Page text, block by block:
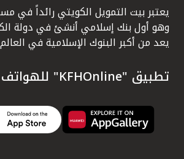
يعتبر بيت التمويل الكويتي رائداً في
يعد من أكبر البنوك الإسلامية في
تطبيق "KFHOnline" للهواتف الذكية